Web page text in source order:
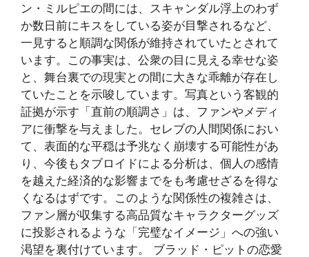
ン・ミルピエの間には、スキャンダル浮上のわず
か数日前にキスをしている姿が目撃されるなど、
一見すると順調な関係が維持されていたとされて
います。この事実は、公衆の目に見える幸せな姿
と、舞台裏での現実との間に大きな乖離が存在し
ていたことを示唆しています。写真という客観的
証拠が示す「直前の順調さ」は、ファンやメディ
アに衝撃を与えました。セレブの人間関係におい
て、表面的な平穏は予兆なく崩壊する可能性があ
り、今後もタブロイドによる分析は、個人の感情
を越えた経済的な影響までをも考慮せざるを得な
くなるはずです。このような関係性の複雑さは、
ファン層が収集する高品質なキャラクターグッズ
に投影されるような「完璧なイメージ」への強い
渇望を裏付けています。 ブラッド・ピットの恋愛